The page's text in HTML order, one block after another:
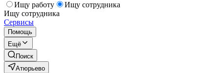
Ищу работу
Ищу сотрудника
Ищу сотрудника
Сервисы
Помощь
Ещё
Поиск
Атюрьево